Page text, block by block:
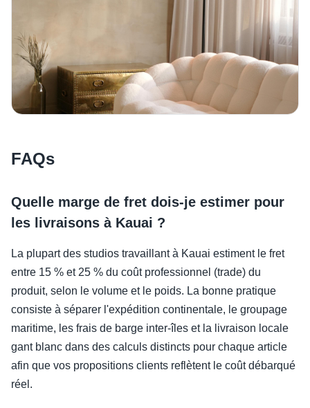
FAQs
Quelle marge de fret dois-je estimer pour
les livraisons à Kauai ?
La plupart des studios travaillant à Kauai estiment le fret
entre 15 % et 25 % du coût professionnel (trade) du
produit, selon le volume et le poids. La bonne pratique
consiste à séparer l'expédition continentale, le groupage
maritime, les frais de barge inter-îles et la livraison locale
gant blanc dans des calculs distincts pour chaque article
afin que vos propositions clients reflètent le coût débarqué
réel.